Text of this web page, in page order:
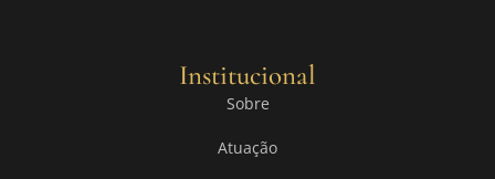
Institucional
Sobre
Atuação